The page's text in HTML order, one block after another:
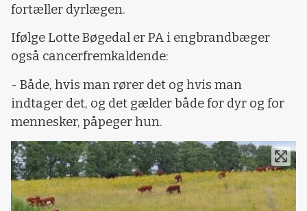
fortæller dyrlægen.
Ifølge Lotte Bøgedal er PA i engbrandbæger
også cancerfremkaldende:
- Både, hvis man rører det og hvis man
indtager det, og det gælder både for dyr og for
mennesker, påpeger hun.